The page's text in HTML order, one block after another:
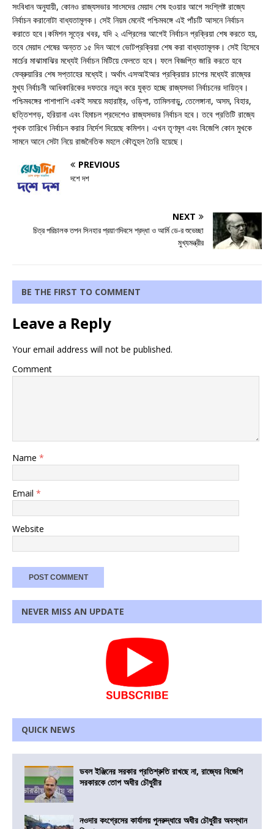
সংবিধান অনুযায়ী, কোনও রাজ্যসভার সাংসদের মেয়াদ শেষ হওয়ার আগে সংশ্লিষ্ট রাজ্যে
নির্বাচন করানোটা বাধ্যতামূলক। সেই নিয়ম মেনেই পশ্চিমবঙ্গে এই পাঁচটি আসনে নির্বাচন
করাতে হবে।কমিশন সূত্রে খবর, যদি ২ এপ্রিলের আগেই নির্বাচন প্রক্রিয়া শেষ করতে হয়,
তবে মেয়াদ শেষের অন্তত ১৫ দিন আগে ভোটপ্রক্রিয়া শেষ করা বাধ্যতামূলক। সেই হিসেবে
মার্চের মাঝামাঝির মধ্যেই নির্বাচন মিটিয়ে ফেলতে হবে। ফলে বিজ্ঞপ্তি জারি করতে হবে
ফেব্রুয়ারির শেষ সপ্তাহের মধ্যেই। অর্থাৎ এসআইআর প্রক্রিয়ার চাপের মধ্যেই রাজ্যের
মুখ্য নির্বাচনী আধিকারিকের দফতরে নতুন করে যুক্ত হচ্ছে রাজ্যসভা নির্বাচনের দায়িত্ব।
পশ্চিমবঙ্গের পাশাপাশি একই সময়ে মহারাষ্ট্র, ওড়িশা, তামিলনাড়ু, তেলেঙ্গানা, অসম, বিহার,
ছত্তিশগড়, হরিয়ানা এবং হিমাচল প্রদেশেও রাজ্যসভার নির্বাচন হবে। তবে প্রতিটি রাজ্যে
পৃথক তারিখে নির্বাচন করার নির্দেশ দিয়েছে কমিশন। এখন তৃণমূল এবং বিজেপি কোন মুখকে
সামনে আনে সেটা নিয়ে রাজনৈতিক মহলে কৌতুহল তৈরি হয়েছে।
PREVIOUS
দশে দশ
NEXT
চিত্র পরিচালক তপন সিনহার প্রয়াণদিবসে শ্রদ্ধা ও আর্মি ডে-র শুভেচ্ছা
মুখ্যমন্ত্রীর
BE THE FIRST TO COMMENT
Leave a Reply
Your email address will not be published.
Comment
Name *
Email *
Website
NEVER MISS AN UPDATE
QUICK NEWS
ডবল ইঞ্জিনের সরকার প্রতিশ্রুতি রাখছে না, রাজ্যের বিজেপি
সরকারকে তোপ অধীর চৌধুরীর
নওদার কংগ্রেসের কার্যালয় পুনরুদ্ধারে অধীর চৌধুরীর অবস্থান